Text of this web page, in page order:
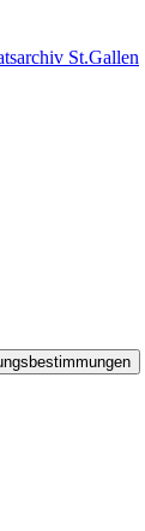
St.Gallen